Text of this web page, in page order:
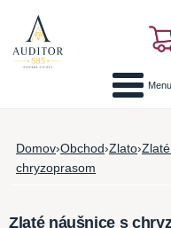
Menu
Domov›Obchod›Zlato›
chryzoprasom
Zlaté náušnice s